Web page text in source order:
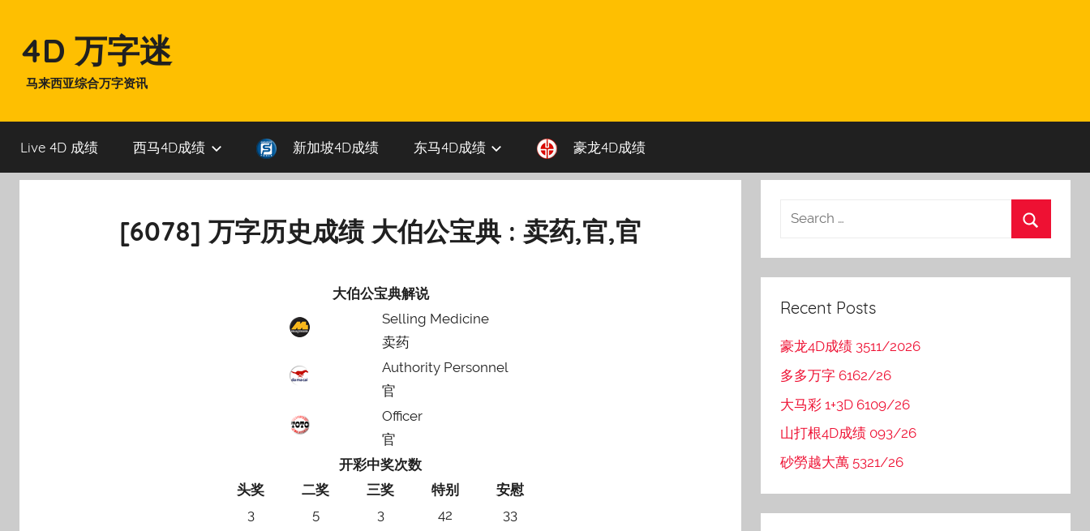
content4D 万字迷
马来西亚综合万字资讯
Live 4D 成绩 西马4D成绩 新加坡4D成绩 东马4D成绩 豪龙4D成绩
[6078] 万字历史成绩 大伯公宝典 : 卖药,官,官
大伯公宝典解说
Selling Medicine
卖药
Authority Personnel
官
Officer
官
开彩中奖次数
头奖
二奖 三奖 特别
安慰
3
5 3 42
33
Recent Posts
豪龙4D成绩 3511/2026
多多万字 6162/26
大马彩 1+3D 6109/26
山打根4D成绩 093/26
砂勞越大萬 5321/26